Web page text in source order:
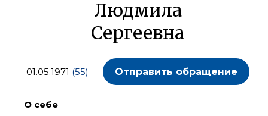
Людмила
Сергеевна
01.05.1971 (55) Отправить обращение
О себе